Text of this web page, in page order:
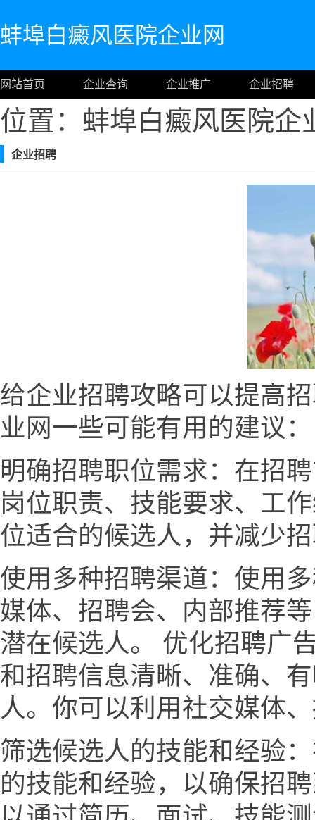
蚌埠白癜风医院企业网
网站首页 企业查询 企业推广 企业招聘
位置：蚌埠白癜风医院企
企业招聘
给企业招聘攻略可以提高
业网一些可能有用的建议：
明确招聘职位需求：在招
岗位职责、技能要求、工
位适合的候选人，并减少
使用多种招聘渠道：使用
媒体、招聘会、内部推荐
潜在候选人。 优化招聘广
和招聘信息清晰、准确、
人。你可以利用社交媒体
筛选候选人的技能和经验
的技能和经验，以确保招